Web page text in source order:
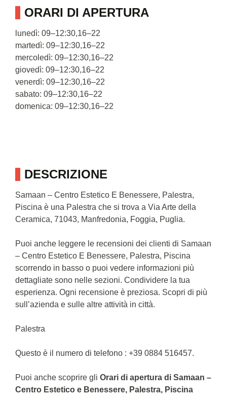
DESCRIZIONE
Samaan – Centro Estetico E Benessere, Palestra,
Piscina è una Palestra che si trova a Via Arte della
Ceramica, 71043, Manfredonia, Foggia, Puglia.
Puoi anche leggere le recensioni dei clienti di Samaan
– Centro Estetico E Benessere, Palestra, Piscina
scorrendo in basso o puoi vedere informazioni più
dettagliate sono nelle sezioni. Condividere la tua
esperienza. Ogni recensione è preziosa. Scopri di più
sull’azienda e sulle altre attività in città.
Palestra
Questo è il numero di telefono : +39 0884 516457.
Puoi anche scoprire gli Orari di apertura di Samaan –
Centro Estetico e Benessere, Palestra, Piscina
ORARI DI APERTURA
lunedì: 09–12:30,16–22
martedì: 09–12:30,16–22
mercoledì: 09–12:30,16–22
giovedì: 09–12:30,16–22
venerdì: 09–12:30,16–22
sabato: 09–12:30,16–22
domenica: 09–12:30,16–22